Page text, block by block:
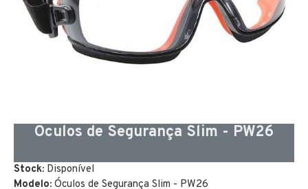
Óculos de Segurança Slim - PW26
Stock: Disponível
Modelo: Óculos de Segurança Slim - PW26